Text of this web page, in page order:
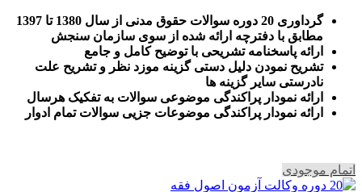
گرداوری 20 دوره سوالات حقوق مدنی از سال 1380 تا 1397
مطابق با دفترچه ارائه شده از سوی سازمان سنجش
ارائه پاسخنامه تشریحی با توضیح کامل و جامع
تشریح نمودن دلیل دستی گزینه موزد نظر و تشریح علت
نادرستی سایر گزینه ها
ارائه نمودار پراکندگی موضوعی سوالات به تفکیک هرسال
رائه نمودار پراکندگی موضوعات جزیی سوالات تمام ادوار
اتمام موجودی